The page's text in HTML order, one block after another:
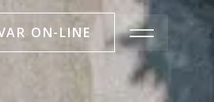
ON-LINE